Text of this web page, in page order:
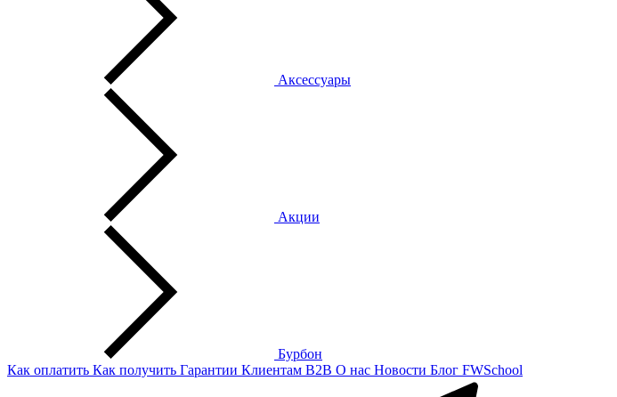
Аксессуары
Акции
Бурбон
Как оплатить Как получить Гарантии Клиентам B2B О нас Новости Блог FWSchool